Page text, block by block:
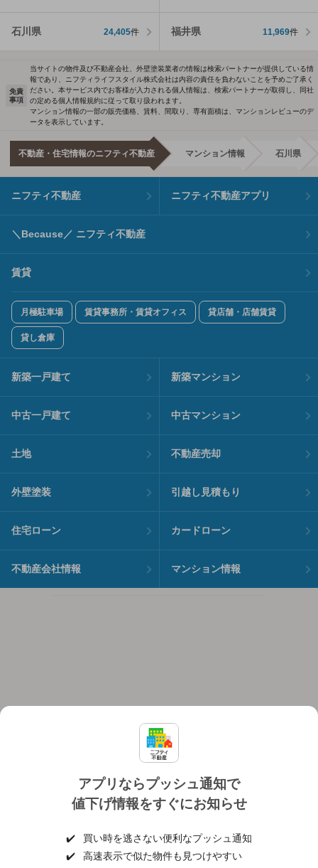
石川県 24,405件 福井県 11,969件
アプリならプッシュ通知で
値下げ情報をすぐにお知らせ
✔️
買い時を逃さない便利なプッシュ通知
✔️
高速表示で似た物件も見つけやすい
免責
事項
当サイトの物件及び不動産会社、外壁塗装業者の情報は検索パートナーが提供している情
報であり、ニフティライフスタイル株式会社は内容の責任を負わないことを予めご了承く
ださい。本サービス内でお客様が入力される個人情報は、検索パートナーが取得し、同社
の定める個人情報規約に従って取り扱われます。
マンション情報の一部の販売価格、賃料、間取り、専有面積は、マンションレビューのデ
ータを表示しています。
不動産・住宅情報のニフティ不動産 マンション情報 石川県
ニフティ不動産 ニフティ不動産アプリ
＼Because／ ニフティ不動産
賃貸
月極駐車場 賃貸事務所・賃貸オフィス 貸店舗・店舗賃貸
貸し倉庫
新築一戸建て 新築マンション
中古一戸建て 中古マンション
土地 不動産売却
外壁塗装 引越し見積もり
住宅ローン カードローン
不動産会社情報 マンション情報
個人情報保護ポリシー 利用規約
ヘルプ・お問い合わせ 採用情報